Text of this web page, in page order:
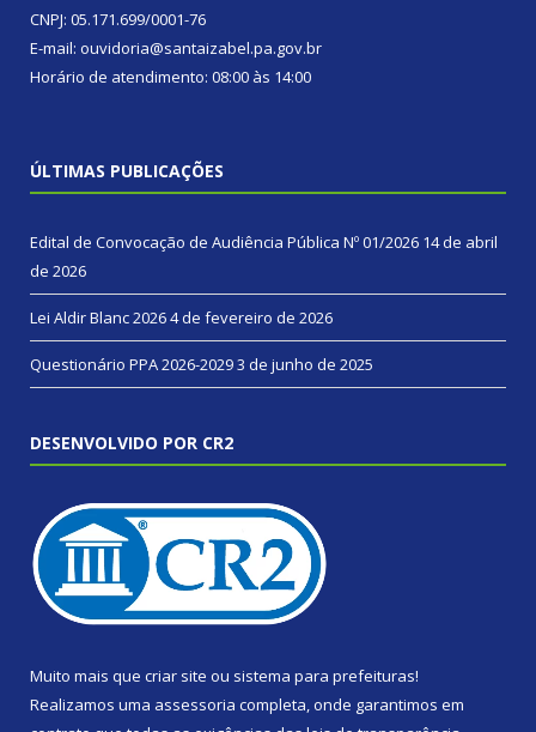
CNPJ: 05.171.699/0001-76
E-mail: ouvidoria@santaizabel.pa.gov.br
Horário de atendimento: 08:00 às 14:00
ÚLTIMAS PUBLICAÇÕES
Edital de Convocação de Audiência Pública Nº 01/2026 14 de abril
de 2026
Lei Aldir Blanc 20264 de fevereiro de 2026
Questionário PPA 2026-20293 de junho de 2025
DESENVOLVIDO POR CR2
Muito mais que criar site ou sistema para prefeituras!
Realizamos uma assessoria completa, onde garantimos em